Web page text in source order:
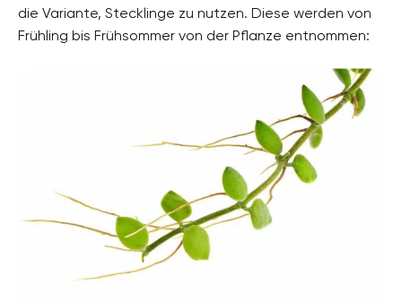
die Variante, Stecklinge zu nutzen. Diese werden von
Frühling bis Frühsommer von der Pflanze entnommen: